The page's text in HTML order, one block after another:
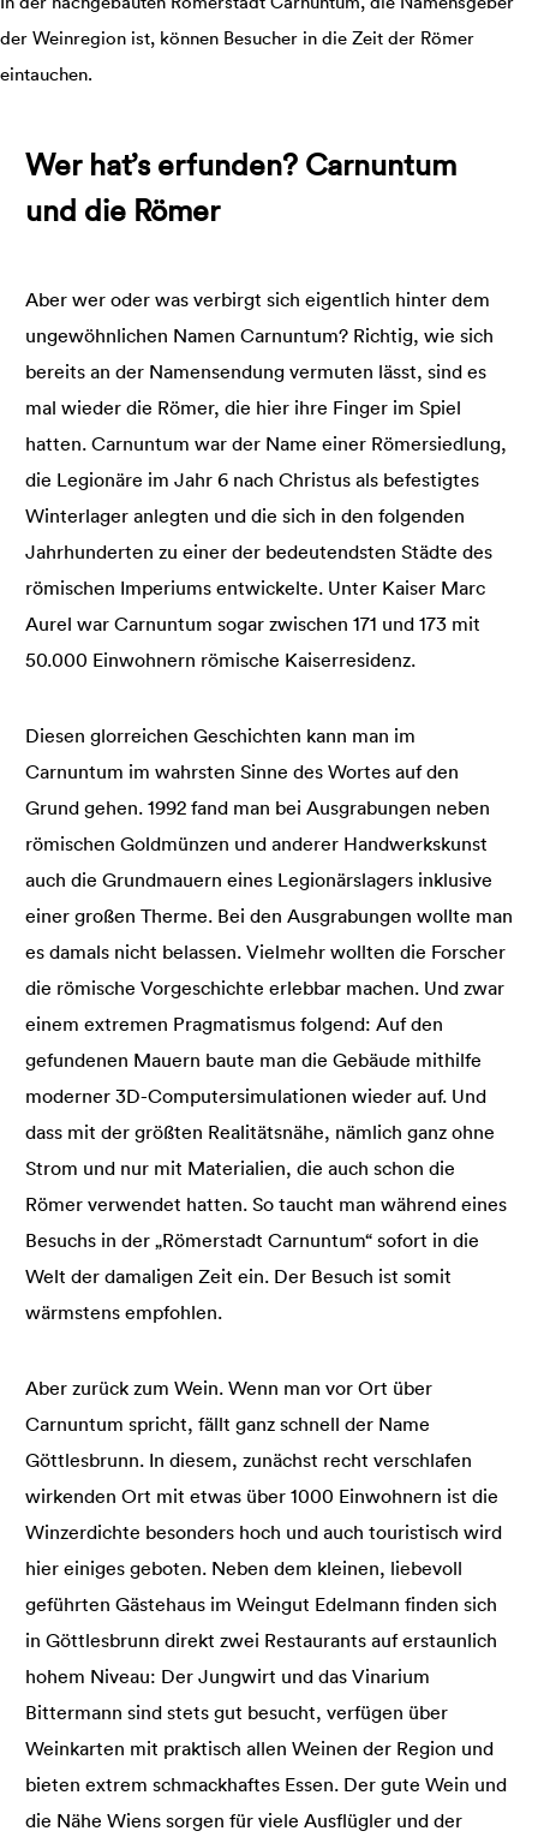
der Weinregion ist, können Besucher in die Zeit der Römer
eintauchen.
Wer hat’s erfunden? Carnuntum
und die Römer
Aber wer oder was verbirgt sich eigentlich hinter dem
ungewöhnlichen Namen Carnuntum? Richtig, wie sich
bereits an der Namensendung vermuten lässt, sind es
mal wieder die Römer, die hier ihre Finger im Spiel
hatten. Carnuntum war der Name einer Römersiedlung,
die Legionäre im Jahr 6 nach Christus als befestigtes
Winterlager anlegten und die sich in den folgenden
Jahrhunderten zu einer der bedeutendsten Städte des
römischen Imperiums entwickelte. Unter Kaiser Marc
Aurel war Carnuntum sogar zwischen 171 und 173 mit
50.000 Einwohnern römische Kaiserresidenz.
Diesen glorreichen Geschichten kann man im
Carnuntum im wahrsten Sinne des Wortes auf den
Grund gehen. 1992 fand man bei Ausgrabungen neben
römischen Goldmünzen und anderer Handwerkskunst
auch die Grundmauern eines Legionärslagers inklusive
einer großen Therme. Bei den Ausgrabungen wollte man
es damals nicht belassen. Vielmehr wollten die Forscher
die römische Vorgeschichte erlebbar machen. Und zwar
einem extremen Pragmatismus folgend: Auf den
gefundenen Mauern baute man die Gebäude mithilfe
moderner 3D-Computersimulationen wieder auf. Und
dass mit der größten Realitätsnähe, nämlich ganz ohne
Strom und nur mit Materialien, die auch schon die
Römer verwendet hatten. So taucht man während eines
Besuchs in der „Römerstadt Carnuntum“ sofort in die
Welt der damaligen Zeit ein. Der Besuch ist somit
wärmstens empfohlen.
Aber zurück zum Wein. Wenn man vor Ort über
Carnuntum spricht, fällt ganz schnell der Name
Göttlesbrunn. In diesem, zunächst recht verschlafen
wirkenden Ort mit etwas über 1000 Einwohnern ist die
Winzerdichte besonders hoch und auch touristisch wird
hier einiges geboten. Neben dem kleinen, liebevoll
geführten Gästehaus im Weingut Edelmann finden sich
in Göttlesbrunn direkt zwei Restaurants auf erstaunlich
hohem Niveau: Der Jungwirt und das Vinarium
Bittermann sind stets gut besucht, verfügen über
Weinkarten mit praktisch allen Weinen der Region und
bieten extrem schmackhaftes Essen. Der gute Wein und
die Nähe Wiens sorgen für viele Ausflügler und der